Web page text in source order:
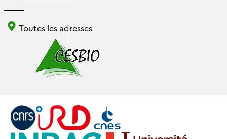
Toutes les adresses